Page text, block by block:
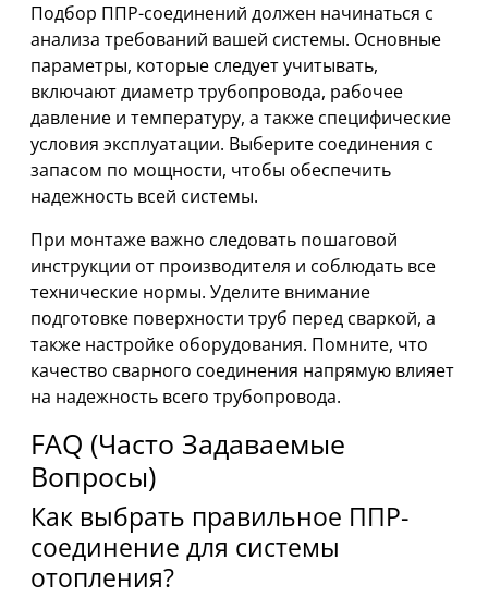
Подбор ППР-соединений должен начинаться с
анализа требований вашей системы. Основные
параметры, которые следует учитывать,
включают диаметр трубопровода, рабочее
давление и температуру, а также специфические
условия эксплуатации. Выберите соединения с
запасом по мощности, чтобы обеспечить
надежность всей системы.
При монтаже важно следовать пошаговой
инструкции от производителя и соблюдать все
технические нормы. Уделите внимание
подготовке поверхности труб перед сваркой, а
также настройке оборудования. Помните, что
качество сварного соединения напрямую влияет
на надежность всего трубопровода.
FAQ (Часто Задаваемые
Вопросы)
Как выбрать правильное ППР-
соединение для системы
отопления?